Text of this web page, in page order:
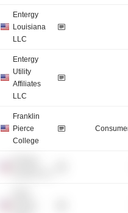
Entergy
Louisiana
LLC
Entergy
Utility
Affiliates
LLC
Franklin
Pierce
College